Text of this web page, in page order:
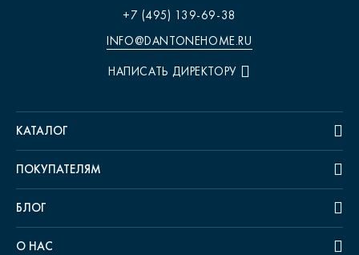
+7 (495) 139-69-38
INFO@DANTONEHOME.RU
НАПИСАТЬ ДИРЕКТОРУ
КАТАЛОГ
ПОКУПАТЕЛЯМ
БЛОГ
О НАС